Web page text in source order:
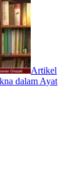
Artikel
dalam Ayat